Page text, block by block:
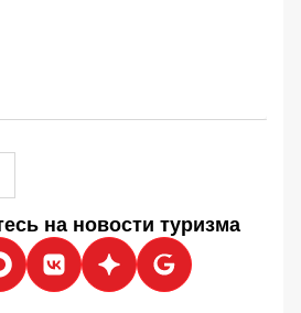
на новости туризма